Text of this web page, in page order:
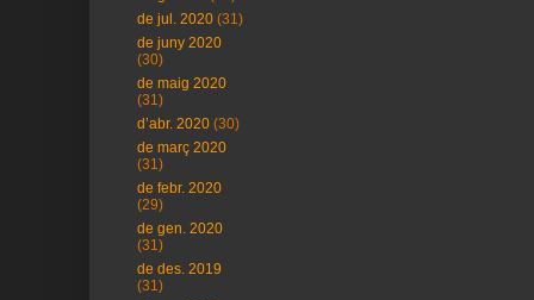
de jul. 2020 (31)
de juny 2020
(30)
de maig 2020
(31)
d’abr. 2020 (30)
de març 2020
(31)
de febr. 2020
(29)
de gen. 2020
(31)
de des. 2019
(31)